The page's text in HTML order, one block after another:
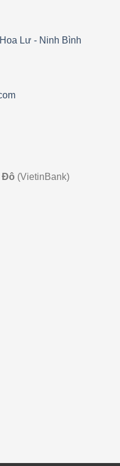
Lư - Ninh Bình
Đô (VietinBank)